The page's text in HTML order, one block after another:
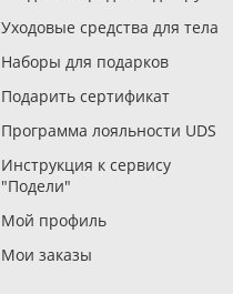
Уходовые средства для тела
Наборы для подарков
Подарить сертификат
Программа лояльности UDS
Инструкция к сервису
"Подели"
Мой профиль
Мои заказы